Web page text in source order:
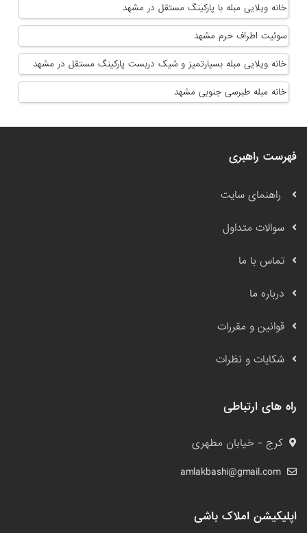
خانه ویلایی مبله با پارکینگ مستقل در مشهد
سوئیت اطراف حرم مشهد
خانه ویلایی مبله بسیارتمیز و شیک دربست پارکینگ مستقل در مشهد
خانه مبله طبرسی جنوبی مشهد
فهرست راهبری
راهنمای سایت
سوالات متداول
تماس با ما
درباره ما
قوانین و مقررات
شکایات و نظرات
راه های ارتباطی
کرج - خیابان مطهری
amlakbashi@gmail.com
اپلیکیشن املاک باشی